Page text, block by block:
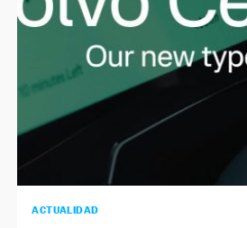
ACTUALIDAD